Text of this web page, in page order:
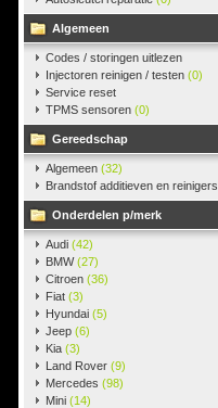
Algemeen
Codes / storingen uitlezen
Injectoren reinigen / testen (0)
Service reset
TPMS sensoren (0)
Gereedschap
Algemeen (32)
Brandstof additieven en reinigers
Onderdelen p/merk
Audi (42)
BMW(27)
Citroen (36)
Fiat (3)
Hyundai (5)
Jeep (6)
Kia (3)
Land Rover (9)
Mercedes (98)
Mini (14)